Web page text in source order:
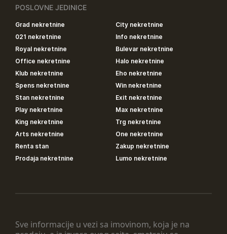
Sve informacije u vezi sa imovinom, koja je na
POSLOVNE JEDINICE
Grad nekretnine
City nekretnine
021 nekretnine
Info nekretnine
Royal nekretnine
Bulevar nekretnine
Office nekretnine
Halo nekretnine
Klub nekretnine
Eho nekretnine
Spens nekretnine
Win nekretnine
Stan nekretnine
Exit nekretnine
Play nekretnine
Max nekretnine
King nekretnine
Trg nekretnine
Arts nekretnine
One nekretnine
Renta stan
Zakup nekretnine
Prodaja nekretnine
Lumo nekretnine